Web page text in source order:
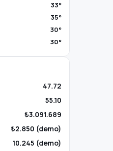
33°
35°
30°
30°
47.72
55.10
₺3.091.689
₺2.850 (demo)
10.245 (demo)